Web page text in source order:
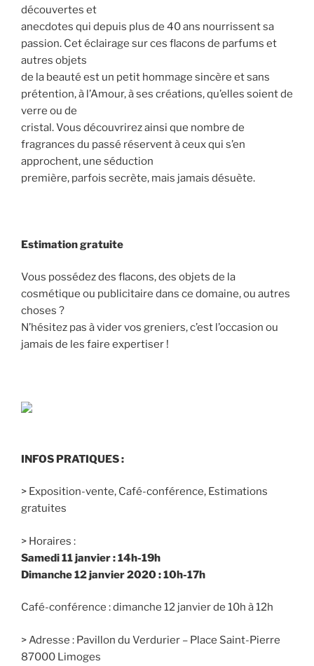
découvertes et
anecdotes qui depuis plus de 40 ans nourrissent sa
passion. Cet éclairage sur ces flacons de parfums et
autres objets
de la beauté est un petit hommage sincère et sans
prétention, à l’Amour, à ses créations, qu’elles soient de
verre ou de
cristal. Vous découvrirez ainsi que nombre de
fragrances du passé réservent à ceux qui s’en
approchent, une séduction
première, parfois secrète, mais jamais désuète.
Estimation gratuite
Vous possédez des flacons, des objets de la
cosmétique ou publicitaire dans ce domaine, ou autres
choses ?
N’hésitez pas à vider vos greniers, c’est l’occasion ou
jamais de les faire expertiser !
INFOS PRATIQUES :
> Exposition-vente, Café-conférence, Estimations
gratuites
> Horaires :
Samedi 11 janvier : 14h-19h
Dimanche 12 janvier 2020 : 10h-17h
Café-conférence : dimanche 12 janvier de 10h à 12h
> Adresse : Pavillon du Verdurier – Place Saint-Pierre
87000 Limoges